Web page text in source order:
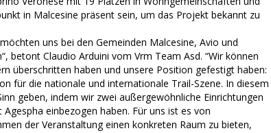
in Malcesine präsent sein, um das Projekt bekannt zu
uns bei den Gemeinden Malcesine, Avio und
betont Claudio Arduini vom Vrm Team Asd. “Wir können
überschritten haben und unsere Position gefestigt haben:
für die nationale und internationale Trail-Szene. In diesem
geben, indem wir zwei außergewöhnliche Einrichtungen
einbezogen haben. Für uns ist es von
der Veranstaltung einen konkreten Raum zu bieten,